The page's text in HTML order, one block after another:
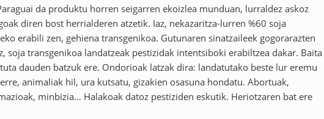
da produktu horren seigarren ekoizlea munduan, lurraldez askoz
diren bost herrialderen atzetik. Iaz, nekazaritza-lurren %60 soja
erabili zen, gehiena transgenikoa. Gutunaren sinatzaileek gogorarazten
soja transgenikoa landatzeak pestizidak intentsiboki erabiltzea dakar. Baita
dauden batzuk ere. Ondorioak latzak dira: landatutako beste lur eremu
animaliak hil, ura kutsatu, gizakien osasuna hondatu. Abortuak,
minbizia… Halakoak datoz pestiziden eskutik. Heriotzaren bat ere